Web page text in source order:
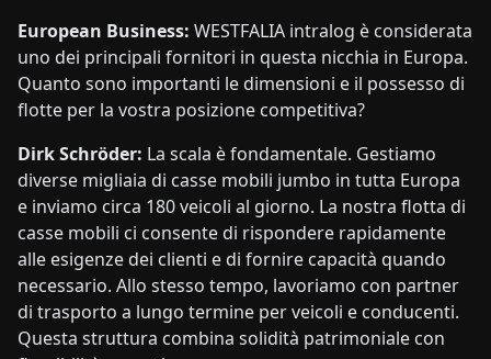
European Business: WESTFALIA intralog è considerata
uno dei principali fornitori in questa nicchia in Europa.
Quanto sono importanti le dimensioni e il possesso di
flotte per la vostra posizione competitiva?
Dirk Schröder: La scala è fondamentale. Gestiamo
diverse migliaia di casse mobili jumbo in tutta Europa
e inviamo circa 180 veicoli al giorno. La nostra flotta di
casse mobili ci consente di rispondere rapidamente
alle esigenze dei clienti e di fornire capacità quando
necessario. Allo stesso tempo, lavoriamo con partner
di trasporto a lungo termine per veicoli e conducenti.
Questa struttura combina solidità patrimoniale con